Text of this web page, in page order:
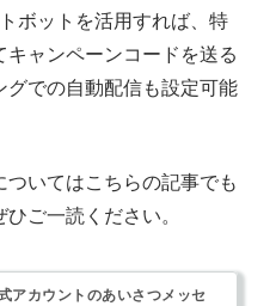
ボットを活用すれば、特
ャンペーンコードを送る
グでの自動配信も設定可能
いてはこちらの記事でも
ご一読ください。
アカウントのあいさつメッセ